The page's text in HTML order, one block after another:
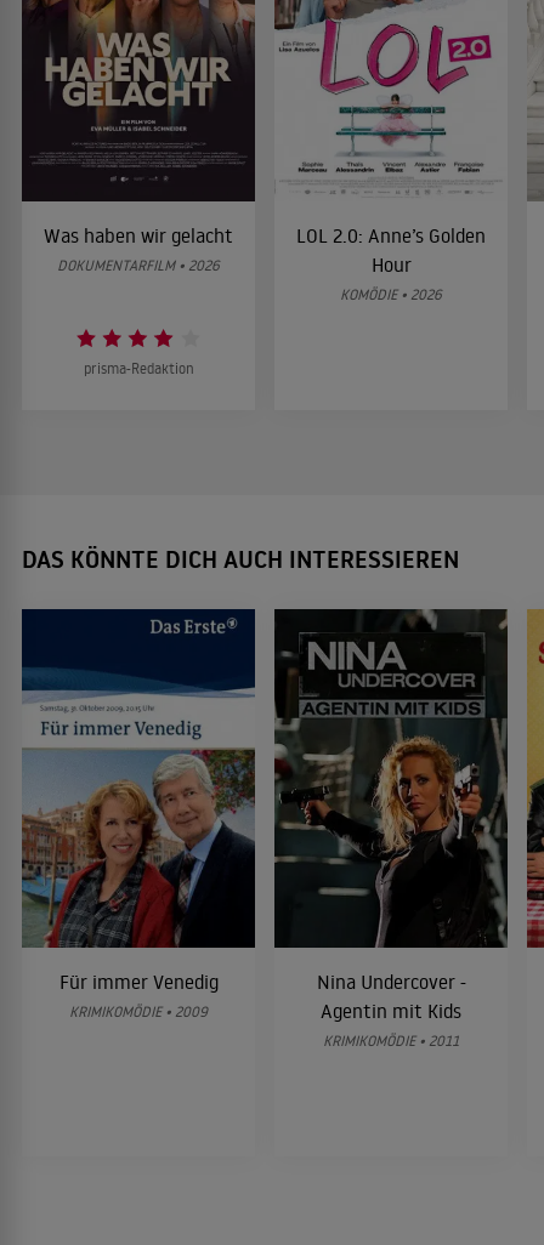
Was haben wir gelacht
DOKUMENTARFILM • 2026
prisma-Redaktion
LOL 2.0: Anne’s Golden
Hour
KOMÖDIE • 2026
DAS KÖNNTE DICH AUCH INTERESSIEREN
Für immer Venedig
KRIMIKOMÖDIE • 2009
Nina Undercover -
Agentin mit Kids
KRIMIKOMÖDIE • 2011